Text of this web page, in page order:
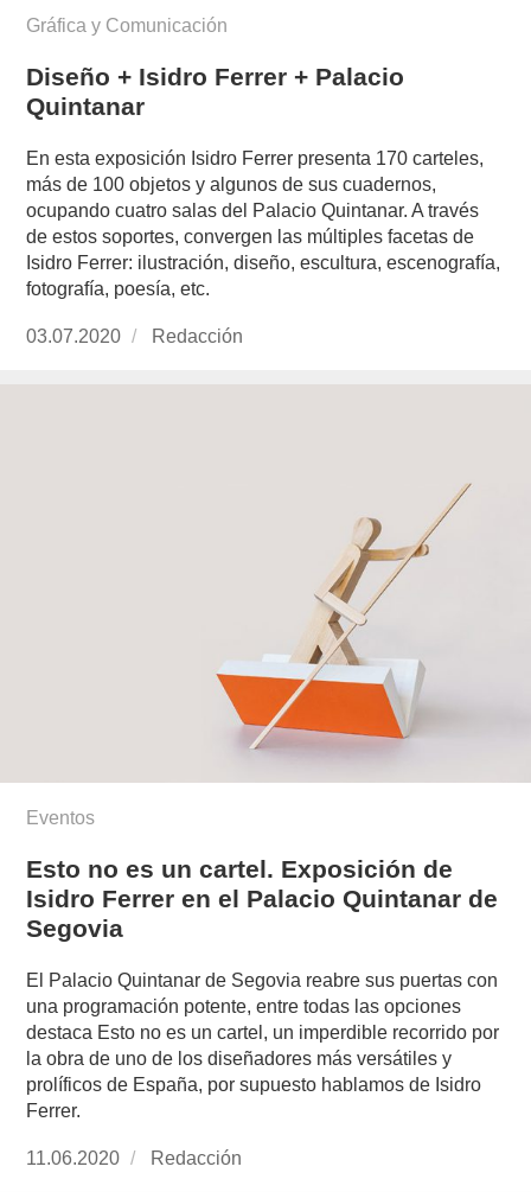
Gráfica y Comunicación
Diseño + Isidro Ferrer + Palacio
Quintanar
En esta exposición Isidro Ferrer presenta 170 carteles,
más de 100 objetos y algunos de sus cuadernos,
ocupando cuatro salas del Palacio Quintanar. A través
de estos soportes, convergen las múltiples facetas de
Isidro Ferrer: ilustración, diseño, escultura, escenografía,
fotografía, poesía, etc.
Publicado
03.07.2020 https://www.experimenta.es/author/redaccion/
Redacción
Eventos
Esto no es un cartel. Exposición de
Isidro Ferrer en el Palacio Quintanar de
Segovia
El Palacio Quintanar de Segovia reabre sus puertas con
una programación potente, entre todas las opciones
destaca Esto no es un cartel, un imperdible recorrido por
la obra de uno de los diseñadores más versátiles y
prolíficos de España, por supuesto hablamos de Isidro
Ferrer.
Publicado
11.06.2020 https://www.experimenta.es/author/redaccion/
Redacción